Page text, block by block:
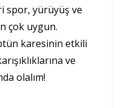
spor, yürüyüş ve
çok uygun.
karesinin etkili
ve
olalım!